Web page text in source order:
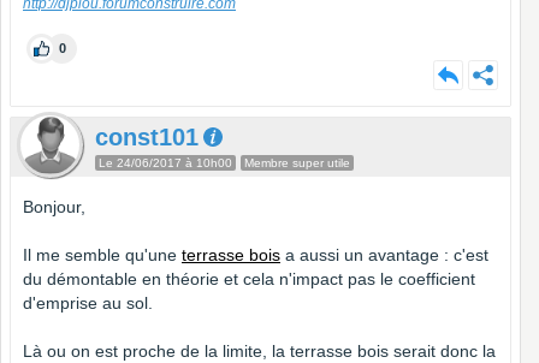
http://djpiou.forumconstruire.com
0
const101
Le 24/06/2017 à 10h00 Membre super utile
Bonjour,
Il me semble qu'une terrasse bois a aussi un avantage : c'est
du démontable en théorie et cela n'impact pas le coefficient
d'emprise au sol.
Là ou on est proche de la limite, la terrasse bois serait donc la